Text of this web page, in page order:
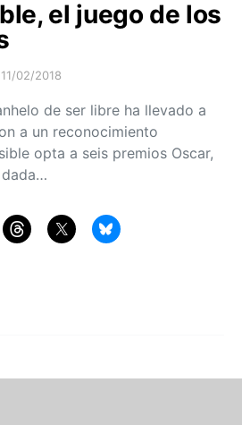
el juego de los
11/02/2018
de ser libre ha llevado a
a un reconocimiento
opta a seis premios Oscar,